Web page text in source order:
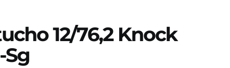
12/76,2 Knock
Sg